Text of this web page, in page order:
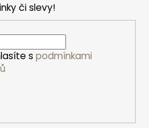
či slevy!
s podmínkami